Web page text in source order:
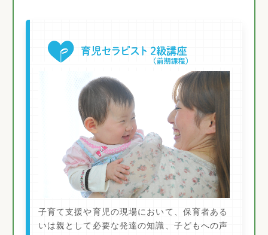
子育て支援や育児の現場において、保育者ある
いは親として必要な発達の知識、子どもへの声